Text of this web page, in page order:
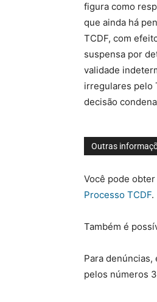
figura como
que ainda há
TCDF, com
suspensa por
validade
irregulares pelo
decisão
Outras
Você pode
Processo TCDF.
Também é
Para
pelos números